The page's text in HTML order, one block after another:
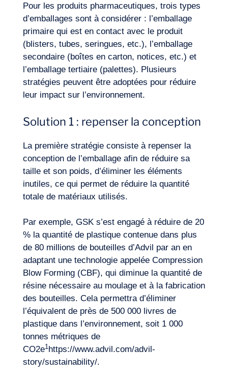
Journal de Bord
Pour les produits pharmaceutiques, trois types
d’emballages sont à considérer : l’emballage
primaire qui est en contact avec le produit
(blisters, tubes, seringues, etc.), l’emballage
secondaire (boîtes en carton, notices, etc.) et
l’emballage tertiaire (palettes). Plusieurs
stratégies peuvent être adoptées pour réduire
leur impact sur l’environnement.
Solution 1 : repenser la conception
La première stratégie consiste à repenser la
conception de l’emballage afin de réduire sa
taille et son poids, d’éliminer les éléments
inutiles, ce qui permet de réduire la quantité
totale de matériaux utilisés.
Par exemple, GSK s’est engagé à réduire de 20
% la quantité de plastique contenue dans plus
de 80 millions de bouteilles d’Advil par an en
adaptant une technologie appelée Compression
Blow Forming (CBF), qui diminue la quantité de
résine nécessaire au moulage et à la fabrication
des bouteilles. Cela permettra d’éliminer
l’équivalent de près de 500 000 livres de
plastique dans l’environnement, soit 1 000
tonnes métriques de
CO2e1https://www.advil.com/advil-
story/sustainability/.